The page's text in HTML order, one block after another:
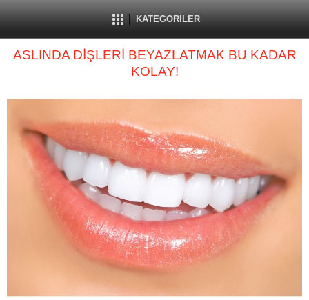
KATEGORİLER
ASLINDA DİŞLERİ BEYAZLATMAK BU KADAR
KOLAY!